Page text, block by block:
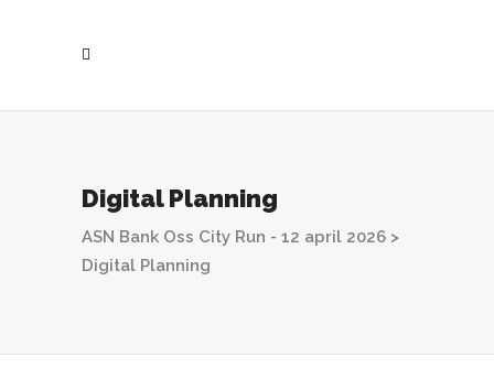
Digital Planning
ASN Bank Oss City Run - 12 april 2026 >
Digital Planning